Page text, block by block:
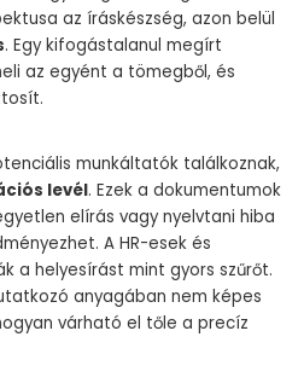
az íráskészség, azon belül
. Egy kifogástalanul megírt
az egyént a tömegből, és
munkáltatók találkoznak,
levél. Ezek a dokumentumok
elírás vagy nyelvtani hiba
A HR-esek és
a helyesírást mint gyors szűrőt.
anyagában nem képes
várható el tőle a precíz